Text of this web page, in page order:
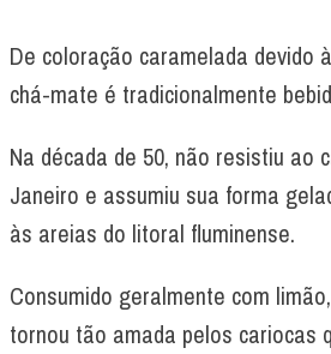
De coloração caramelada devido
chá-mate é tradicionalmente
Na década de 50, não resistiu ao
Janeiro e assumiu sua forma
às areias do litoral fluminense.
Consumido geralmente com
tornou tão amada pelos cariocas